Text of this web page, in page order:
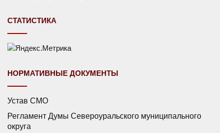
СТАТИСТИКА
НОРМАТИВНЫЕ ДОКУМЕНТЫ
Устав СМО
Регламент Думы Североуральского муниципального
округа